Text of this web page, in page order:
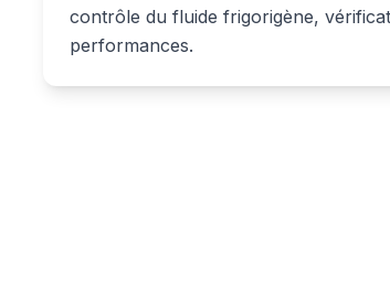
contrôle du fluide frigorigène,
performances.